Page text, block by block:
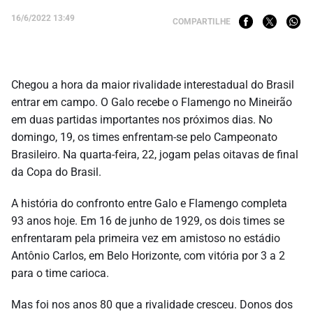
16/6/2022 13:49 COMPARTILHE
Chegou a hora da maior rivalidade interestadual do Brasil
entrar em campo. O Galo recebe o Flamengo no Mineirão
em duas partidas importantes nos próximos dias. No
domingo, 19, os times enfrentam-se pelo Campeonato
Brasileiro. Na quarta-feira, 22, jogam pelas oitavas de final
da Copa do Brasil.
A história do confronto entre Galo e Flamengo completa
93 anos hoje. Em 16 de junho de 1929, os dois times se
enfrentaram pela primeira vez em amistoso no estádio
Antônio Carlos, em Belo Horizonte, com vitória por 3 a 2
para o time carioca.
Mas foi nos anos 80 que a rivalidade cresceu. Donos dos